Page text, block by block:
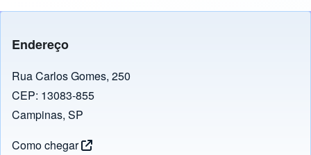
e
b
o
o
k
gr s e y
Endereço
Rua Carlos Gomes, 250
CEP: 13083-855
Campinas, SP
Como chegar